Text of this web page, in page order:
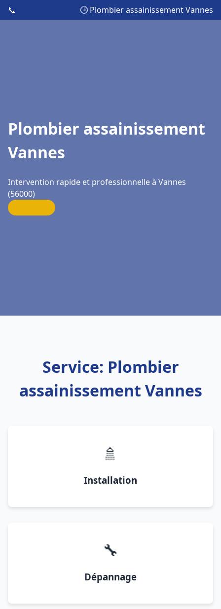
📞 🕒 Plombier assainissement Vannes
Plombier assainissement
Vannes
Intervention rapide et professionnelle à Vannes
(56000)
Service: Plombier
assainissement Vannes
🚿
Installation
🔧
Dépannage